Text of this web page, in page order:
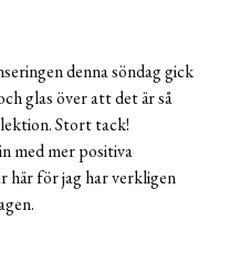
denna söndag gick
glas över att det är så
Stort tack!
med mer positiva
här för jag har verkligen